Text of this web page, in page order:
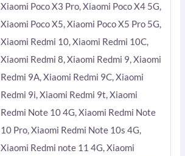
Xiaomi Poco X3 Pro, Xiaomi Poco X4 5G,
Xiaomi Poco X5, Xiaomi Poco X5 Pro 5G,
Xiaomi Redmi 10, Xiaomi Redmi 10C,
Xiaomi Redmi 8, Xiaomi Redmi 9, Xiaomi
Redmi 9A, Xiaomi Redmi 9C, Xiaomi
Redmi 9i, Xiaomi Redmi 9t, Xiaomi
Redmi Note 10 4G, Xiaomi Redmi Note
10 Pro, Xiaomi Redmi Note 10s 4G,
Xiaomi Redmi note 11 4G, Xiaomi